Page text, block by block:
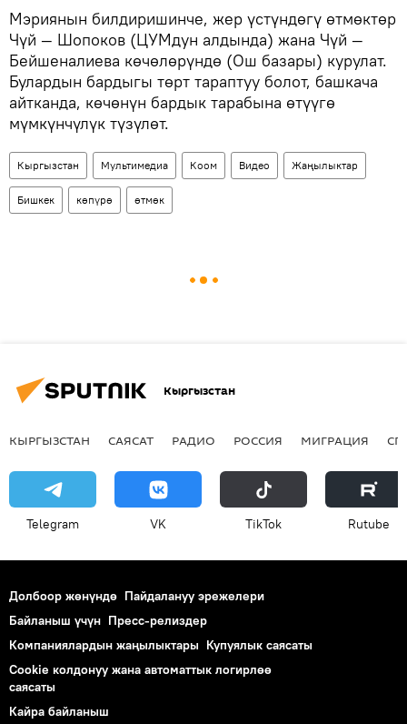
Мэриянын билдиришинче, жер үстүндөгү өтмөктөр
Чүй — Шопоков (ЦУМдун алдында) жана Чүй —
Бейшеналиева көчөлөрүндө (Ош базары) курулат.
Булардын бардыгы төрт тараптуу болот, башкача
айтканда, көчөнүн бардык тарабына өтүүгө
мүмкүнчүлүк түзүлөт.
Кыргызстан Мультимедиа Коом Видео Жаңылыктар
Бишкек көпүрө өтмөк
Кыргызстан
КЫРГЫЗСТАН САЯСАТ РАДИО РОССИЯ МИГРАЦИЯ
Telegram VK ТikТоk Rutube
Долбоор жөнүндө Пайдалануу эрежелери
Байланыш үчүн Пресс-релиздер
Компаниялардын жаңылыктары Купуялык саясаты
Cookie колдонуу жана автоматтык логирлөө
саясаты
Кайра байланыш